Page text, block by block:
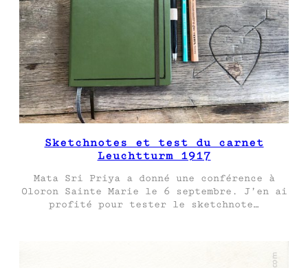
Sketchnotes et test du carnet
Leuchtturm 1917
Mata Sri Priya a donné une conférence à
Oloron Sainte Marie le 6 septembre. J’en ai
profité pour tester le sketchnote…